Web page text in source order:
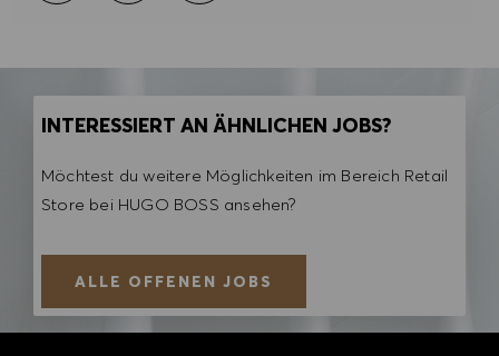
INTERESSIERT AN ÄHNLICHEN JOBS?
Möchtest du weitere Möglichkeiten im Bereich Retail
Store bei HUGO BOSS ansehen?
ALLE OFFENEN JOBS